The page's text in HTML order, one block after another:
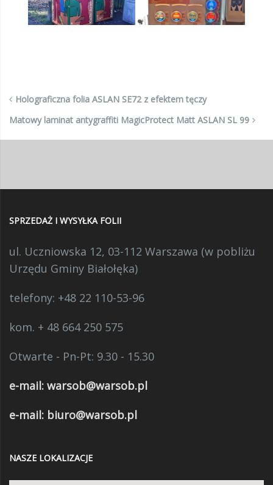
Holograficzna folia ASLAN SE72 z efektem tęczy
Matowy laminat antygraffiti MagicProtect Matt ASLAN SL 99
SPRZEDAŻ I WYSYŁKA FOLII
ul. Uczniowska 12, 03-112 Warszawa (w pobliżu
Urzędu Gminy Białołęka)
telefony: +48 22 110-53-96
kom. + 48 664 250 575
Otwarte - Pn-Pt: 9.30 - 15.30
e-mail: warsob@warsob.pl
e-mail: biuro@warsob.pl
NASZE LOKALIZACJE